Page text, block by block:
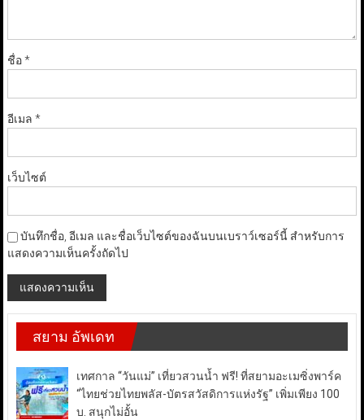
ชื่อ*
อีเมล *
เว็บไซต์
บันทึกชื่อ, อีเมล และชื่อเว็บไซต์ของฉันบนเบราว์เซอร์นี้ สำหรับการ
แสดงความเห็นครั้งถัดไป
สยาม อัพเดท
เทศกาล “วันแม่” เที่ยวสวนน้ำ ฟรี! ที่สยามอะเมซิ่งพาร์ค
“ไทยช่วยไทยพลัส-บัตรสวัสดิการแห่งรัฐ” เพิ่มเพียง 100
บ. สนุกไม่อั้น